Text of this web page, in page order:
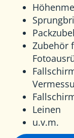
Zubehör
Leinen
u.v.m.